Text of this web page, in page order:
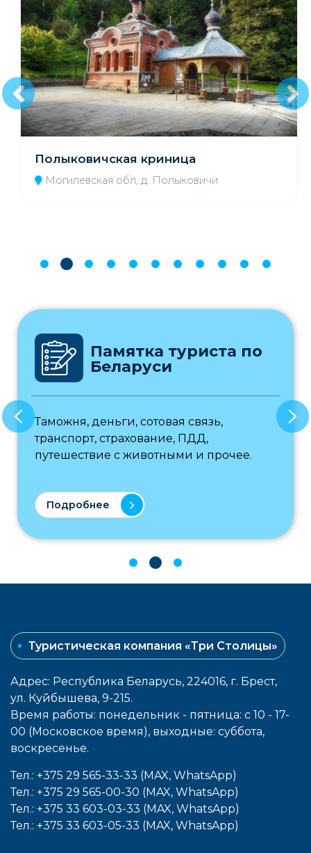
Полыковичская криница
Могилевская обл, д. Полыковичи
Памятка туриста по
Беларуси
Таможня, деньги, сотовая связь,
транспорт, страхование, ПДД,
путешествие с животными и прочее.
Подробнее
Туристическая компания «Три Столицы»
Адрес: Республика Беларусь, 224016, г. Брест,
ул. Куйбышева, 9-215.
Время работы: понедельник - пятница: с 10 - 17-
00 (Московское время), выходные: cуббота,
воcкресенье.
Тел.: +375 29 565-33-33 (MAX, WhatsApp)
Тел.: +375 29 565-00-30 (MAX, WhatsApp)
Тел.: +375 33 603-03-33 (MAX, WhatsApp)
Тел.: +375 33 603-05-33 (MAX, WhatsApp)